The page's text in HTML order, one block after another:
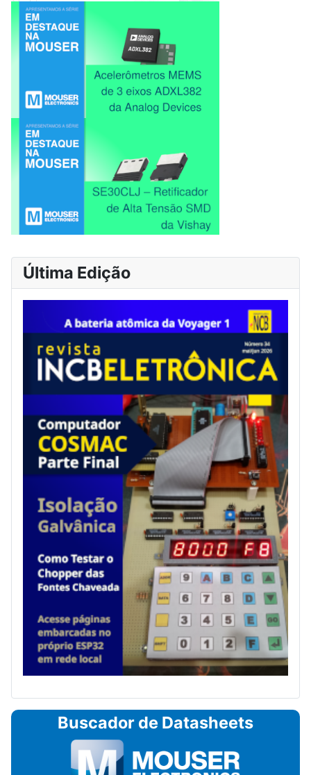
Última Edição
Buscador de Datasheets